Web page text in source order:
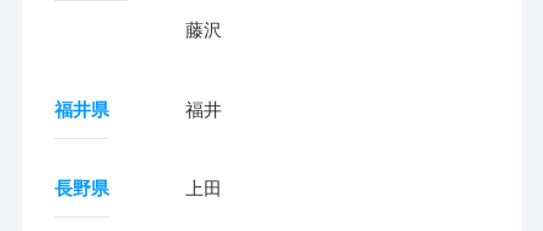
藤沢
福井県 福井
長野県 上田